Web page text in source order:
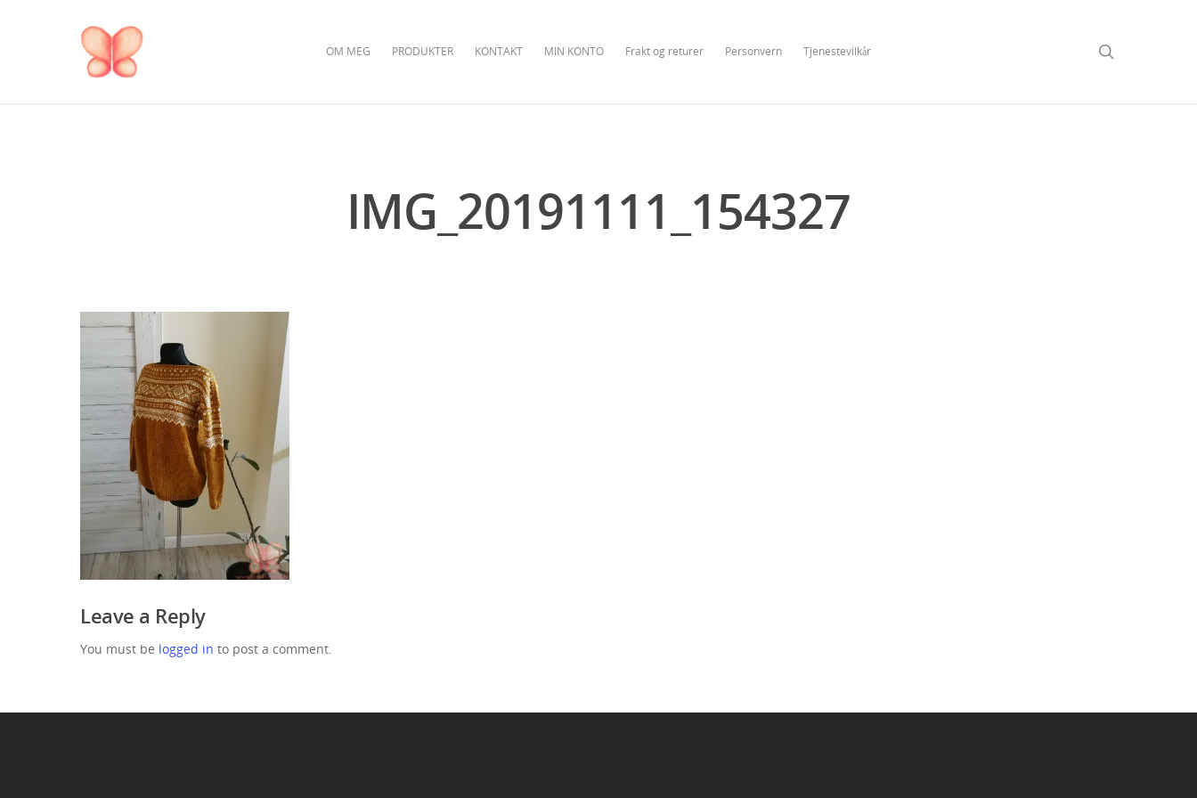
OM MEG PRODUKTER KONTAKT MIN KONTO Frakt og returer Personvern Tjenestevilkår
IMG_20191111_154327
Leave a Reply
You must be logged in to post a comment.